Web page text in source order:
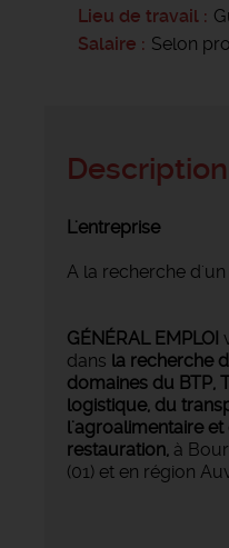
Lieu de travail
Salaire
Selon
L'entreprise
A la recherche
GÉNÉRAL EMPLOI
dans la recherche
domaines du BTP,
logistique, du
l'agroalimentaire
restauration, à
(01) et en région